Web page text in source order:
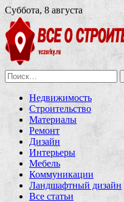
Суббота, 8 августа
Найти:
Недвижимость
Строительство
Материалы
Ремонт
Дизайн
Интерьеры
Мебель
Коммуникации
Ландшафтный дизайн
Все статьи